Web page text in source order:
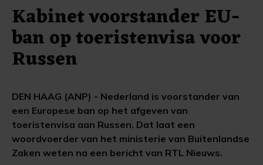
Kabinet voorstander EU-
ban op toeristenvisa voor
Russen
DEN HAAG (ANP) - Nederland is voorstander van
een Europese ban op het afgeven van
toeristenvisa aan Russen. Dat laat een
woordvoerder van het ministerie van Buitenlandse
Zaken weten na een bericht van RTL Nieuws.